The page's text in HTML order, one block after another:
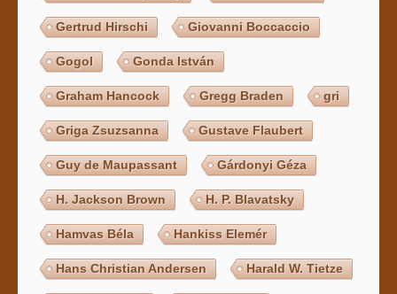
Gertrud Hirschi Giovanni Boccaccio
Gogol Gonda István
Graham Hancock Gregg Braden gri
Griga Zsuzsanna Gustave Flaubert
Guy de Maupassant Gárdonyi Géza
H. Jackson Brown H. P. Blavatsky
Hamvas Béla Hankiss Elemér
Hans Christian Andersen Harald W. Tietze